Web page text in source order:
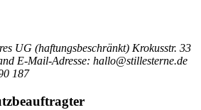
UG (haftungsbeschränkt) Krokusstr. 33
E-Mail-Adresse: hallo@stillesterne.de
187